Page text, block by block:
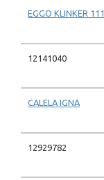
EGGO KLINKER 111
12141040
CALELA IGNA
12929782